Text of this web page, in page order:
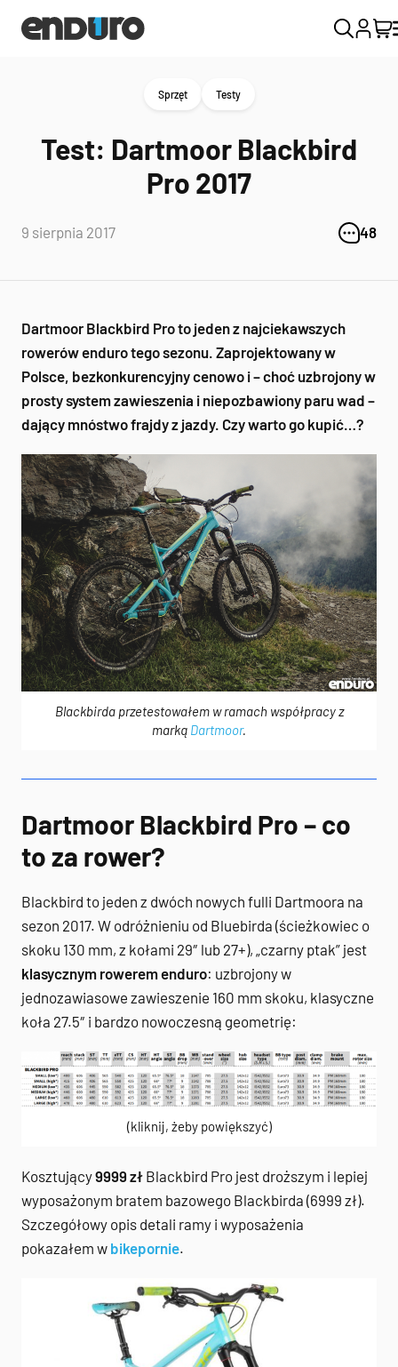
Sprzęt Testy
Test: Dartmoor Blackbird
Pro 2017
9 sierpnia 2017 48
Dartmoor Blackbird Pro to jeden z najciekawszych
rowerów enduro tego sezonu. Zaprojektowany w
Polsce, bezkonkurencyjny cenowo i – choć uzbrojony w
prosty system zawieszenia i niepozbawiony paru wad –
dający mnóstwo frajdy z jazdy. Czy warto go kupić…?
Blackbirda przetestowałem w ramach współpracy z
marką Dartmoor.
Dartmoor Blackbird Pro – co
to za rower?
Blackbird to jeden z dwóch nowych fulli Dartmoora na
sezon 2017. W odróżnieniu od Bluebirda (ścieżkowiec o
skoku 130 mm, z kołami 29″ lub 27+), „czarny ptak” jest
klasycznym rowerem enduro: uzbrojony w
jednozawiasowe zawieszenie 160 mm skoku, klasyczne
koła 27.5″ i bardzo nowoczesną geometrię:
(kliknij, żeby powiększyć)
Kosztujący9999 zł Blackbird Pro jest droższym i lepiej
wyposażonym bratem bazowego Blackbirda (6999 zł).
Szczegółowy opis detali ramy i wyposażenia
pokazałem w bikepornie.